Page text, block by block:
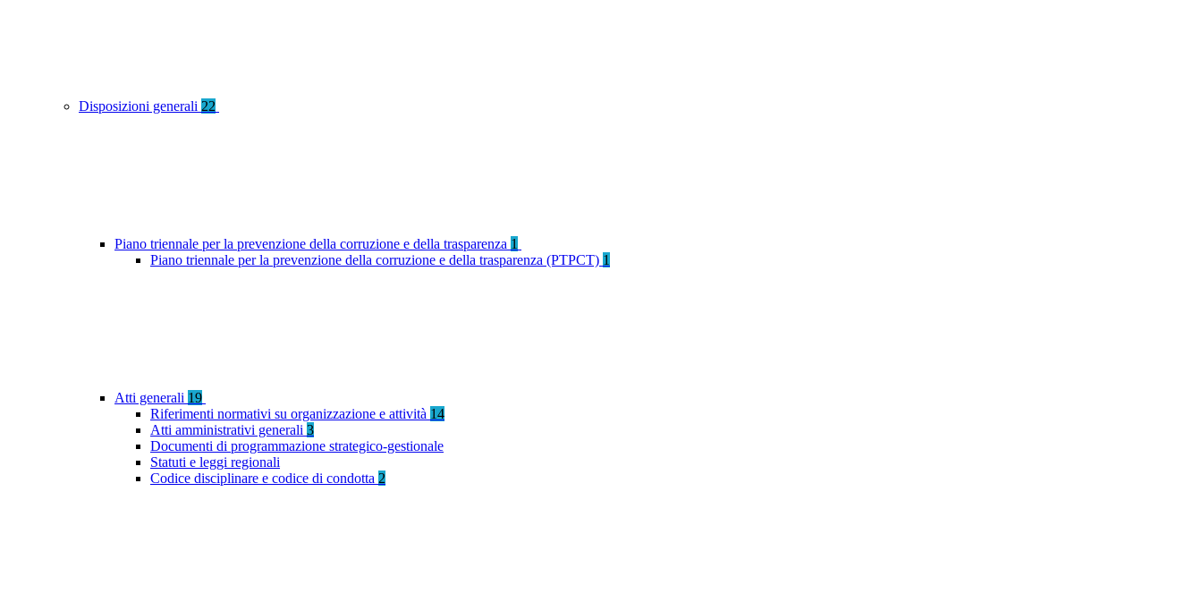
Disposizioni generali 22
Piano triennale per la prevenzione della corruzione e della trasparenza 1
Piano triennale per la prevenzione della corruzione e della trasparenza (PTPCT) 1
Atti generali 19
Riferimenti normativi su organizzazione e attività 14
Atti amministrativi generali 3
Documenti di programmazione strategico-gestionale
Statuti e leggi regionali
Codice disciplinare e codice di condotta 2